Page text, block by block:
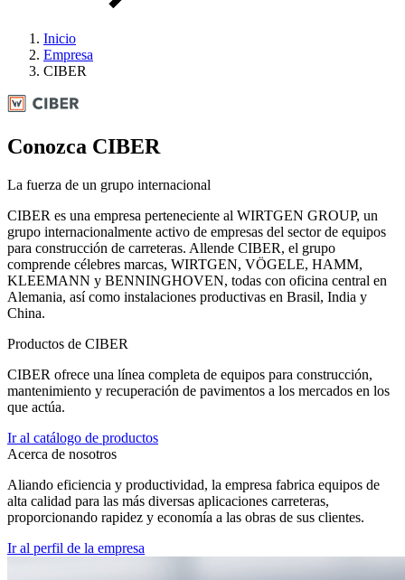
Inicio
Empresa
CIBER
Conozca CIBER
La fuerza de un grupo internacional
CIBER es una empresa perteneciente al WIRTGEN GROUP, un
grupo internacionalmente activo de empresas del sector de equipos
para construcción de carreteras. Allende CIBER, el grupo
comprende célebres marcas, WIRTGEN, VÖGELE, HAMM,
KLEEMANN y BENNINGHOVEN, todas con oficina central en
Alemania, así como instalaciones productivas en Brasil, India y
China.
Productos de CIBER
CIBER ofrece una línea completa de equipos para construcción,
mantenimiento y recuperación de pavimentos a los mercados en los
que actúa.
Ir al catálogo de productos
Acerca de nosotros
Aliando eficiencia y productividad, la empresa fabrica equipos de
alta calidad para las más diversas aplicaciones carreteras,
proporcionando rapidez y economía a las obras de sus clientes.
Ir al perfil de la empresa